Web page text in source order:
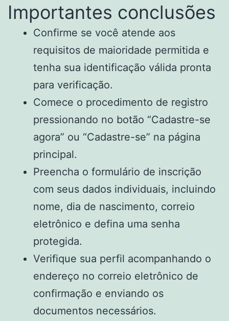
Importantes conclusões
Confirme se você atende aos
requisitos de maioridade permitida e
tenha sua identificação válida pronta
para verificação.
Comece o procedimento de registro
pressionando no botão “Cadastre-se
agora” ou “Cadastre-se” na página
principal.
Preencha o formulário de inscrição
com seus dados individuais, incluindo
nome, dia de nascimento, correio
eletrônico e defina uma senha
protegida.
Verifique sua perfil acompanhando o
endereço no correio eletrônico de
confirmação e enviando os
documentos necessários.